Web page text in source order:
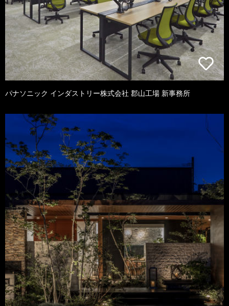
パナソニック インダストリー株式会社 郡山工場 新事務所